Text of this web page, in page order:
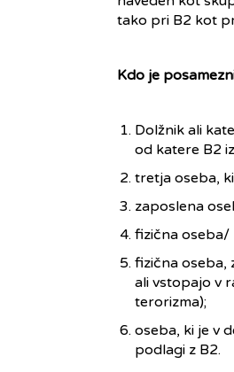
tako pri B2 kot
Kdo je
Dolžnik ali
od katere B2
tretja oseba,
zaposlena
fizična oseba/
fizična oseba,
ali vstopajo v
terorizma);
oseba, ki je v
podlagi z B2.